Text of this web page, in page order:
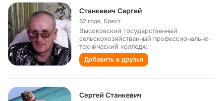
Станкевич Сергей
62 года, Брест
Высоковский государственный
сельскохозяйственный профессионально-
технический колледж
Добавить в друзья
Сергей Станкевич